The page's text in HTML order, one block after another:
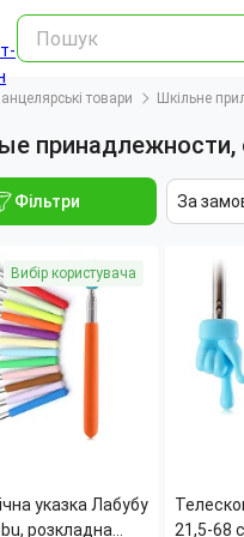
товари Шкільне
Фільтри За
Вибір користувача
указка Лабубу
розкладна
21,5-68